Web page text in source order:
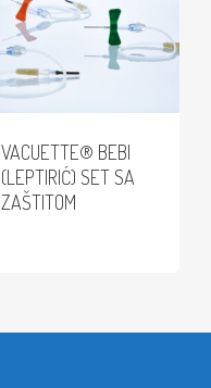
VACUETTE® BEBI
(LEPTIRIĆ) SET SA
ZAŠTITOM